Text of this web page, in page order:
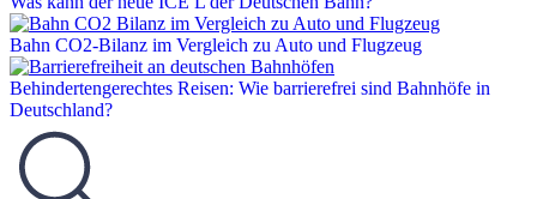
Bahn CO2-Bilanz im Vergleich zu Auto und Flugzeug
Behindertengerechtes Reisen: Wie barrierefrei sind Bahnhöfe in
Deutschland?